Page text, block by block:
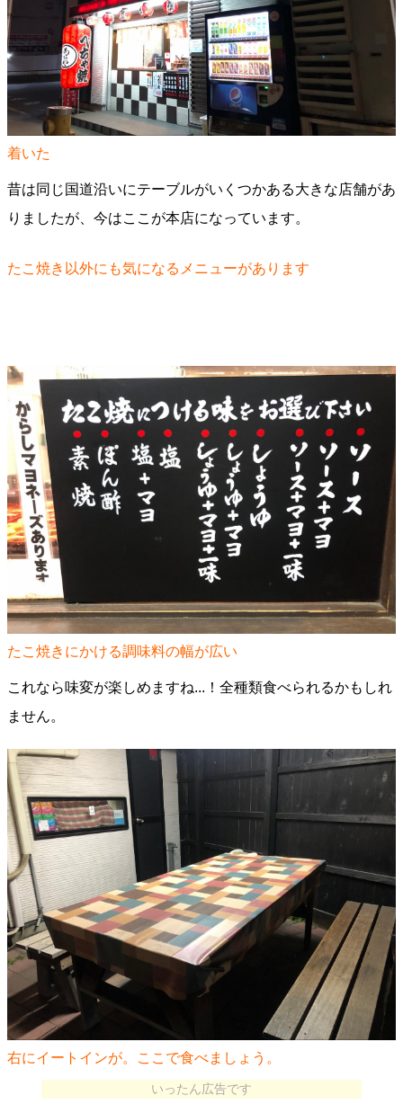
着いた
昔は同じ国道沿いにテーブルがいくつかある大きな店舗があ
りましたが、今はここが本店になっています。
たこ焼き以外にも気になるメニューがあります
たこ焼きにかける調味料の幅が広い
これなら味変が楽しめますね...！全種類食べられるかもしれ
ません。
右にイートインが。ここで食べましょう。
いったん広告です